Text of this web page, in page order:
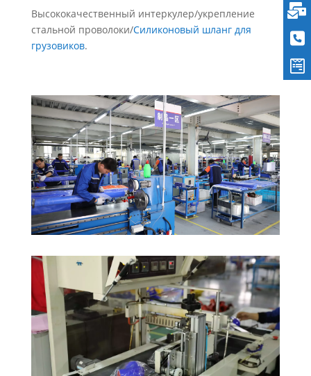
Высококачественный интеркулер/укрепление
стальной проволоки/Силиконовый шланг для
грузовиков.